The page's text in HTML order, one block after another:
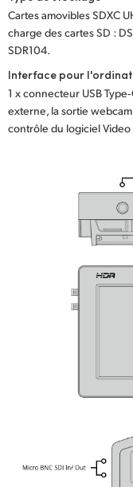
Cartes amovibles SDXC
charge des cartes SD :
SDR104.
Interface pour
1 x connecteur USB
externe, la sortie
contrôle du logiciel Video